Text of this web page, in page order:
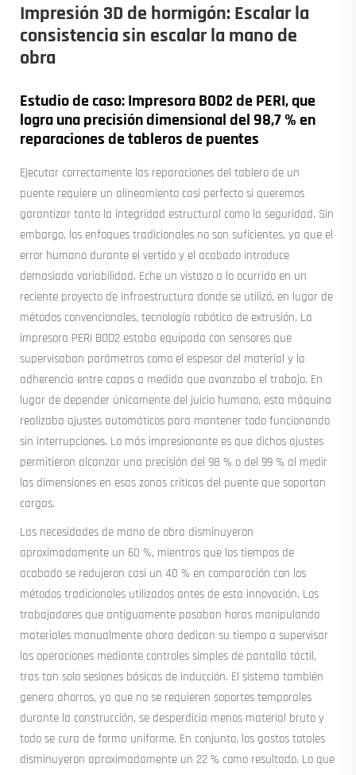
Impresión 3D de hormigón: Escalar la
consistencia sin escalar la mano de
obra
Estudio de caso: Impresora BOD2 de PERI, que
logra una precisión dimensional del 98,7 % en
reparaciones de tableros de puentes
Ejecutar correctamente las reparaciones del tablero de un
puente requiere un alineamiento casi perfecto si queremos
garantizar tanto la integridad estructural como la seguridad. Sin
embargo, los enfoques tradicionales no son suficientes, ya que el
error humano durante el vertido y el acabado introduce
demasiada variabilidad. Eche un vistazo a lo ocurrido en un
reciente proyecto de infraestructura donde se utilizó, en lugar de
métodos convencionales, tecnología robótica de extrusión. La
impresora PERI BOD2 estaba equipada con sensores que
supervisaban parámetros como el espesor del material y la
adherencia entre capas a medida que avanzaba el trabajo. En
lugar de depender únicamente del juicio humano, esta máquina
realizaba ajustes automáticos para mantener todo funcionando
sin interrupciones. Lo más impresionante es que dichos ajustes
permitieron alcanzar una precisión del 98 % o del 99 % al medir
las dimensiones en esas zonas críticas del puente que soportan
cargas.
Las necesidades de mano de obra disminuyeron
aproximadamente un 60 %, mientras que los tiempos de
acabado se redujeron casi un 40 % en comparación con los
métodos tradicionales utilizados antes de esta innovación. Los
trabajadores que antiguamente pasaban horas manipulando
materiales manualmente ahora dedican su tiempo a supervisar
las operaciones mediante controles simples de pantalla táctil,
tras tan solo sesiones básicas de inducción. El sistema también
genera ahorros, ya que no se requieren soportes temporales
durante la construcción, se desperdicia menos material bruto y
todo se cura de forma uniforme. En conjunto, los gastos totales
disminuyeron aproximadamente un 22 % como resultado. Lo que